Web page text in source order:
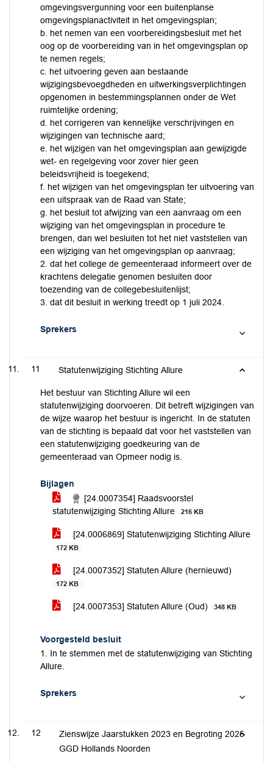
omgevingsvergunning voor een buitenplanse
omgevingsplanactiviteit in het omgevingsplan;
b. het nemen van een voorbereidingsbesluit met het
oog op de voorbereiding van in het omgevingsplan op
te nemen regels;
c. het uitvoering geven aan bestaande
wijzigingsbevoegdheden en uitwerkingsverplichtingen
opgenomen in bestemmingsplannen onder de Wet
ruimtelijke ordening;
d. het corrigeren van kennelijke verschrijvingen en
wijzigingen van technische aard;
e. het wijzigen van het omgevingsplan aan gewijzigde
wet- en regelgeving voor zover hier geen
beleidsvrijheid is toegekend;
f. het wijzigen van het omgevingsplan ter uitvoering van
een uitspraak van de Raad van State;
g. het besluit tot afwijzing van een aanvraag om een
wijziging van het omgevingsplan in procedure te
brengen, dan wel besluiten tot het niet vaststellen van
een wijziging van het omgevingsplan op aanvraag;
2. dat het college de gemeenteraad informeert over de
krachtens delegatie genomen besluiten door
toezending van de collegebesluitenlijst;
3. dat dit besluit in werking treedt op 1 juli 2024.
Sprekers
11 Statutenwijziging Stichting Allure
Het bestuur van Stichting Allure wil een
statutenwijziging doorvoeren. Dit betreft wijzigingen van
de wijze waarop het bestuur is ingericht. In de statuten
van de stichting is bepaald dat voor het vaststellen van
een statutenwijziging goedkeuring van de
gemeenteraad van Opmeer nodig is.
Bijlagen
[24.0007354] Raadsvoorstel
statutenwijziging Stichting Allure
216 KB
[24.0006869] Statutenwijziging Stichting Allure
172 KB
[24.0007352] Statuten Allure (hernieuwd)
172 KB
[24.0007353] Statuten Allure (Oud) 348 KB
Voorgesteld besluit
1. In te stemmen met de statutenwijziging van Stichting
Allure.
Sprekers
12
Zienswijze Jaarstukken 2023 en Begroting 2025
GGD Hollands Noorden